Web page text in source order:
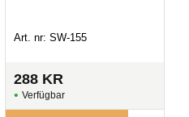
Art. nr: SW-155
288 KR